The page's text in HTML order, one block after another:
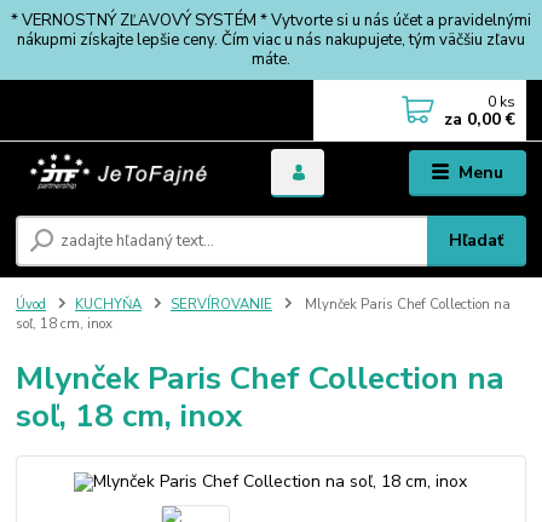
* VERNOSTNÝ ZĽAVOVÝ SYSTÉM * Vytvorte si u nás účet a pravidelnými
nákupmi získajte lepšie ceny. Čím viac u nás nakupujete, tým väčšiu zľavu
máte.
Menu
Hľadať
0 ks
za 0,00 €
Úvod KUCHYŇA SERVÍROVANIE
Mlynček Paris Chef Collection na
soľ, 18 cm, inox
Mlynček Paris Chef Collection na
soľ, 18 cm, inox